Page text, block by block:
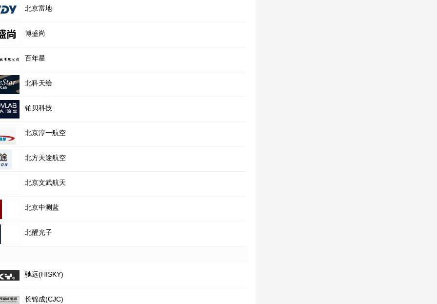
北京富地
博盛尚
百年星
北科天绘
铂贝科技
北京淳一航空
北方天途航空
北京文武航天
北京中测蓝
北醒光子
驰远(HISKY)
长锦成(CJC)